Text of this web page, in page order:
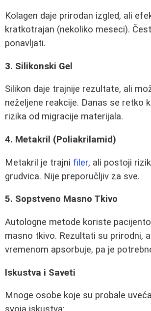
Kolagen daje prirodan izgled, ali
kratkotrajan (nekoliko meseci).
ponavljati.
3. Silikonski Gel
Silikon daje trajnije rezultate, ali
neželjene reakcije. Danas se retko
rizika od migracije materijala.
4. Metakril (Poliakrilamid)
Metakril je trajni filer, ali postoji
grudvica. Nije preporučljiv za sve.
5. Sopstveno Masno Tkivo
Autologne metode koriste
masno tkivo. Rezultati su prirodni,
vremenom apsorbuje, pa je
Iskustva i Saveti
Mnoge osobe koje su probale